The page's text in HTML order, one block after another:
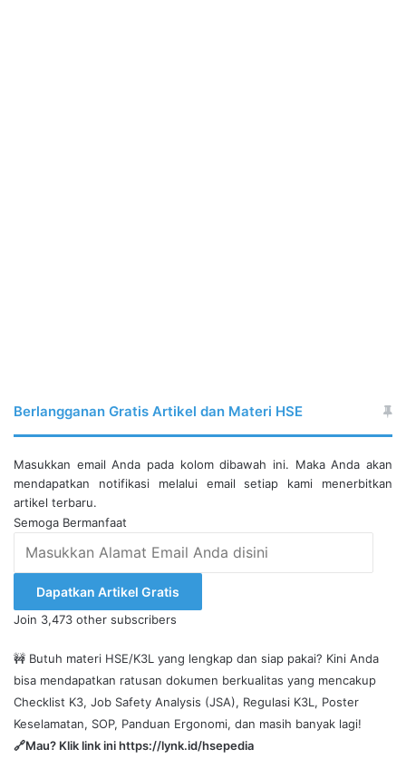
Berlangganan Gratis Artikel dan Materi HSE
Masukkan email Anda pada kolom dibawah ini. Maka Anda akan
mendapatkan notifikasi melalui email setiap kami menerbitkan
artikel terbaru.
Semoga Bermanfaat
Alamat
Anda
disini
Dapatkan Artikel Gratis
Join 3,473 other subscribers
🚧 Butuh materi HSE/K3L yang lengkap dan siap pakai? Kini Anda
bisa mendapatkan ratusan dokumen berkualitas yang mencakup
Checklist K3, Job Safety Analysis (JSA), Regulasi K3L, Poster
Keselamatan, SOP, Panduan Ergonomi, dan masih banyak lagi!
🔗Mau? Klik link inihttps://lynk.id/hsepedia